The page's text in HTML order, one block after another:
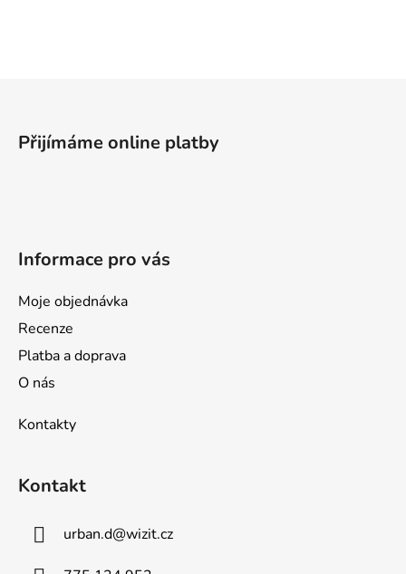
Přijímáme online platby
Informace pro vás
Moje objednávka
Recenze
Platba a doprava
O nás
Kontakty
Kontakt
urban.d@wizit.cz